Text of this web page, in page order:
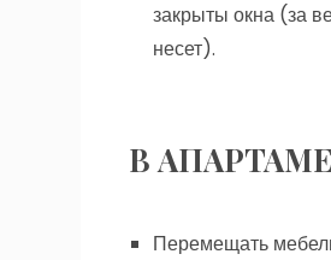
закрыты окна (за
несет).
В
Перемещать